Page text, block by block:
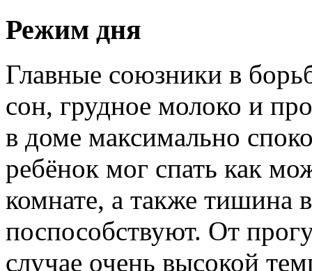
Режим дня
Главные союзники в
сон, грудное молоко и
в доме максимально
ребёнок мог спать как
комнате, а также тишина
поспособствуют. От
случае очень высокой